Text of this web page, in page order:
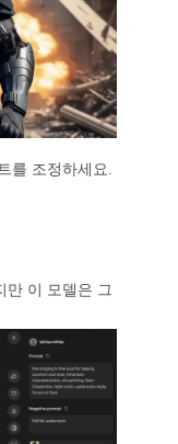
를 조정하세요.
만 이 모델은 그